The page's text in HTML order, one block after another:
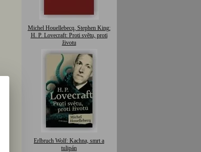
Michel Houellebecq, Stephen King:
H. P. Lovecraft: Proti světu, proti
životu
Erlbruch Wolf: Kachna, smrt a
tulipán